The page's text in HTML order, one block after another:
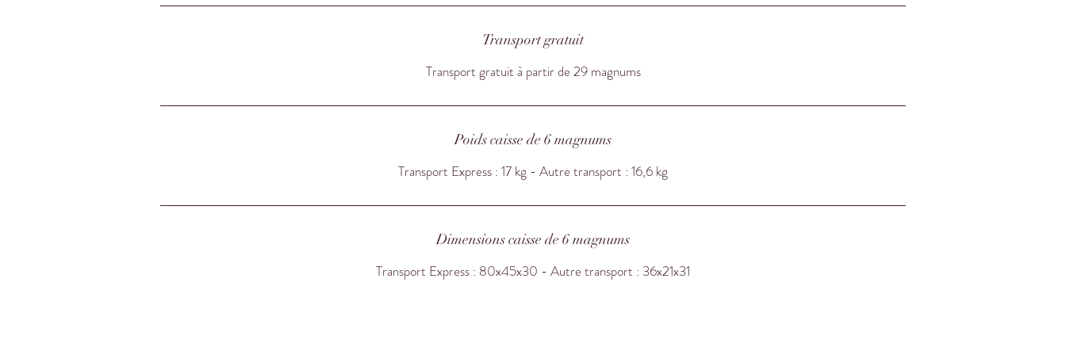
Transport gratuit
Transport gratuit à partir de 29 magnums
Poids caisse de 6 magnums
Transport Express : 17 kg - Autre transport : 16,6 kg
Dimensions caisse de 6 magnums
Transport Express : 80x45x30 - Autre transport : 36x21x31